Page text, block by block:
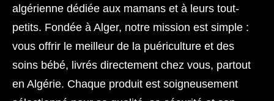
algérienne dédiée aux mamans et à leurs tout-
petits. Fondée à Alger, notre mission est simple :
vous offrir le meilleur de la puériculture et des
soins bébé, livrés directement chez vous, partout
en Algérie. Chaque produit est soigneusement